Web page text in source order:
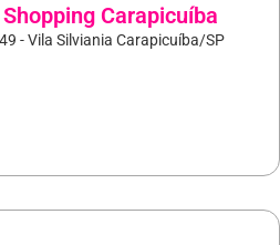
Carapicuíba
- Vila Silviania Carapicuíba/SP